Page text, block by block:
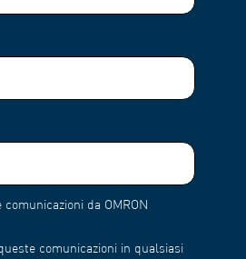
da OMRON
comunicazioni in qualsiasi